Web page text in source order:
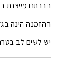
חברתנו מייצרת
ההזמנה הינה
יש לשים לב